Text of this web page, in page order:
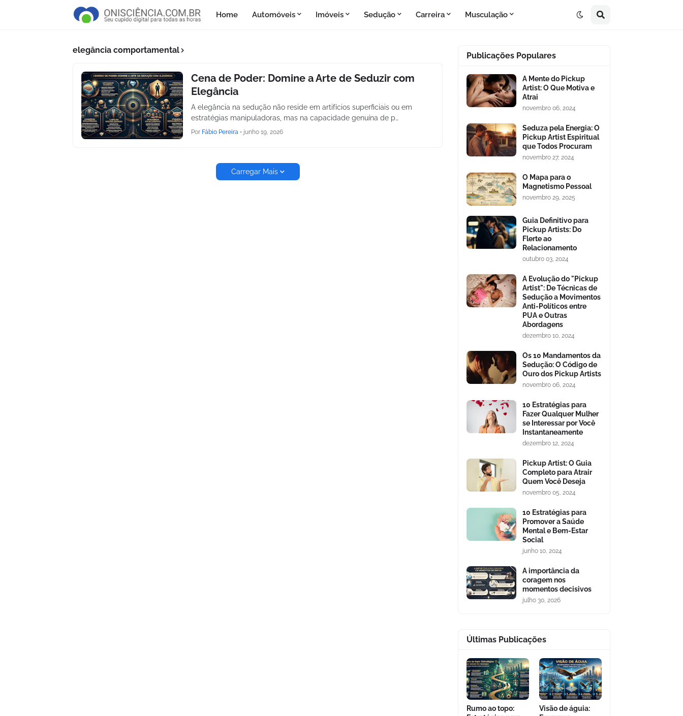
Home Automóveis Imóveis Sedução Carreira Musculação
elegância comportamental
Cena de Poder: Domine a Arte de Seduzir com
Elegância
A elegância na sedução não reside em artifícios superficiais ou em
estratégias manipuladoras, mas na capacidade genuína de p…
Por Fábio Pereira • junho 19, 2026
Carregar Mais
Publicações Populares
A Mente do Pickup
Artist: O Que Motiva e
Atrai
novembro 06, 2024
Seduza pela Energia: O
Pickup Artist Espiritual
que Todos Procuram
novembro 27, 2024
O Mapa para o
Magnetismo Pessoal
novembro 29, 2025
Guia Definitivo para
Pickup Artists: Do
Flerte ao
Relacionamento
outubro 03, 2024
A Evolução do "Pickup
Artist": De Técnicas de
Sedução a Movimentos
Anti-Políticos entre
PUA e Outras
Abordagens
dezembro 10, 2024
Os 10 Mandamentos da
Sedução: O Código de
Ouro dos Pickup Artists
novembro 06, 2024
10 Estratégias para
Fazer Qualquer Mulher
se Interessar por Você
Instantaneamente
dezembro 12, 2024
Pickup Artist: O Guia
Completo para Atrair
Quem Você Deseja
novembro 05, 2024
10 Estratégias para
Promover a Saúde
Mental e Bem-Estar
Social
junho 10, 2024
A importância da
coragem nos
momentos decisivos
julho 30, 2026
Últimas Publicações
Rumo ao topo:
Visão de águia: